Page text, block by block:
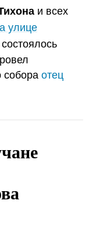
и всех
улице
собораотец